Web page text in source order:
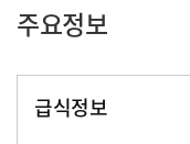
주요정보
급식정보